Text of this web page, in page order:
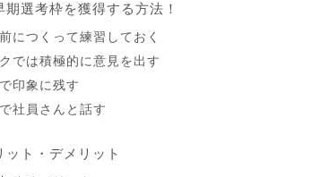
選考枠を獲得する方法！
につくって練習しておく
では積極的に意見を出す
印象に残す
社員さんと話す
ト・デメリット